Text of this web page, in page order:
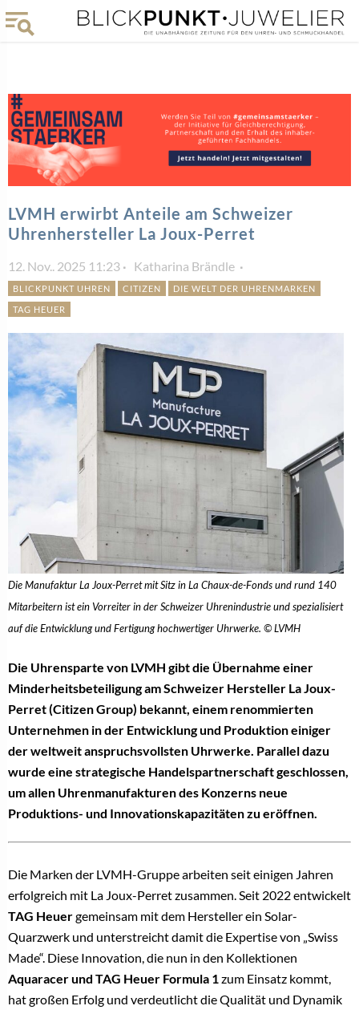
LVMH erwirbt Anteile am Schweizer
Uhrenhersteller La Joux-Perret
12. Nov.. 2025 11:23 Katharina Brändle
BLICKPUNKT UHREN CITIZEN
DIE WELT DER UHRENMARKEN
TAG HEUER
Die Manufaktur La Joux-Perret mit Sitz in La Chaux-de-Fonds und rund 140
Mitarbeitern ist ein Vorreiter in der Schweizer Uhrenindustrie und spezialisiert
auf die Entwicklung und Fertigung hochwertiger Uhrwerke. © LVMH
Die Uhrensparte von LVMH gibt die Übernahme einer
Minderheitsbeteiligung am Schweizer Hersteller La Joux-
Perret (Citizen Group) bekannt, einem renommierten
Unternehmen in der Entwicklung und Produktion einiger
der weltweit anspruchsvollsten Uhrwerke. Parallel dazu
wurde eine strategische Handelspartnerschaft geschlossen,
um allen Uhrenmanufakturen des Konzerns neue
Produktions- und Innovationskapazitäten zu eröffnen.
Die Marken der LVMH-Gruppe arbeiten seit einigen Jahren
erfolgreich mit La Joux-Perret zusammen. Seit 2022 entwickelt
TAG Heuergemeinsam mit dem Hersteller ein Solar-
Quarzwerk und unterstreicht damit die Expertise von „Swiss
Made“. Diese Innovation, die nun in den Kollektionen
Aquaracer und TAG Heuer Formula 1zum Einsatz kommt,
hat großen Erfolg und verdeutlicht die Qualität und Dynamik